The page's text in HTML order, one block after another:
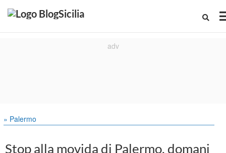
» Palermo
Stop alla movida di Palermo, domani